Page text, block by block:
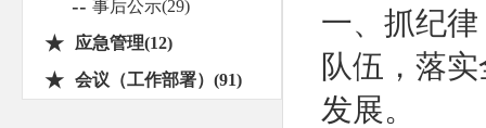
-- 事后公示(29)
★ 应急管理(12)
★ 会议（工作部署）(91)
一、抓纪
队伍，落
发展。